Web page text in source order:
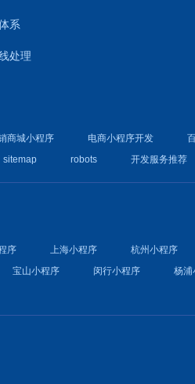
系
处理
商城小程序 电商小程序开发
sitemap robots 开发服务推荐
序 上海小程序 杭州小程序
宝山小程序 闵行小程序 杨浦